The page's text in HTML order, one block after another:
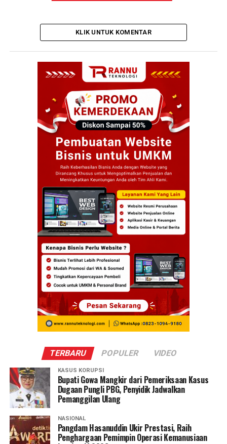
KLIK UNTUK KOMENTAR
TERBARU POPULER VIDEO
KASUS KORUPSI
Bupati Gowa Mangkir dari Pemeriksaan Kasus
Dugaan Pungli PBG, Penyidik Jadwalkan
Pemanggilan Ulang
NASIONAL
Pangdam Hasanuddin Ukir Prestasi, Raih
Penghargaan Pemimpin Operasi Kemanusiaan